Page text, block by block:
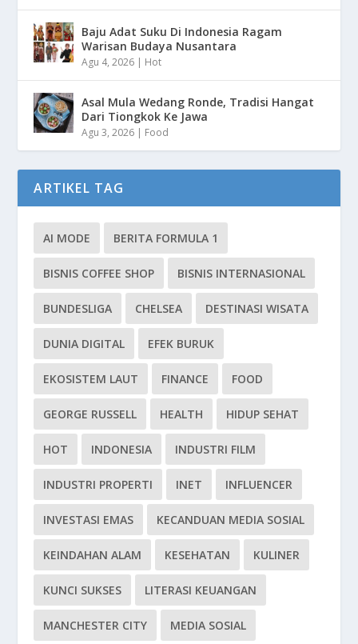
Baju Adat Suku Di Indonesia Ragam
Warisan Budaya Nusantara
Agu 4, 2026 | Hot
Asal Mula Wedang Ronde, Tradisi Hangat
Dari Tiongkok Ke Jawa
Agu 3, 2026 | Food
ARTIKEL TAG
AI MODE BERITA FORMULA 1
BISNIS COFFEE SHOP BISNIS INTERNASIONAL
BUNDESLIGA CHELSEA DESTINASI WISATA
DUNIA DIGITAL EFEK BURUK
EKOSISTEM LAUT FINANCE FOOD
GEORGE RUSSELL HEALTH HIDUP SEHAT
HOT INDONESIA INDUSTRI FILM
INDUSTRI PROPERTI INET INFLUENCER
INVESTASI EMAS KECANDUAN MEDIA SOSIAL
KEINDAHAN ALAM KESEHATAN KULINER
KUNCI SUKSES LITERASI KEUANGAN
MANCHESTER CITY MEDIA SOSIAL